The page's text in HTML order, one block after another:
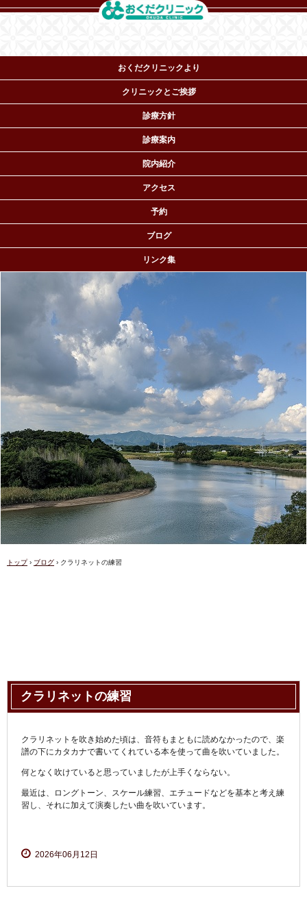
おくだクリニック ペインクリニック専門医・麻酔科機構
専門医
〒536-0022 大阪市城東区
おくだクリニックより
クリニックとご挨拶
診療方針
診療案内
院内紹介
アクセス
予約
ブログ
リンク集
トップ › ブログ › クラリネットの練習
クラリネットの練習
クラリネットを吹き始めた頃は、音符もまともに読めなかったので、楽
譜の下にカタカナで書いてくれている本を使って曲を吹いていました。
何となく吹けていると思っていましたが上手くならない。
最近は、ロングトーン、スケール練習、エチュードなどを基本と考え練
習し、それに加えて演奏したい曲を吹いています。
2026年06月12日